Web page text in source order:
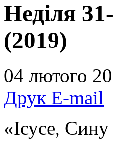
Неділя
(2019)
04 лютого
Друк E-mail
«Ісусе,